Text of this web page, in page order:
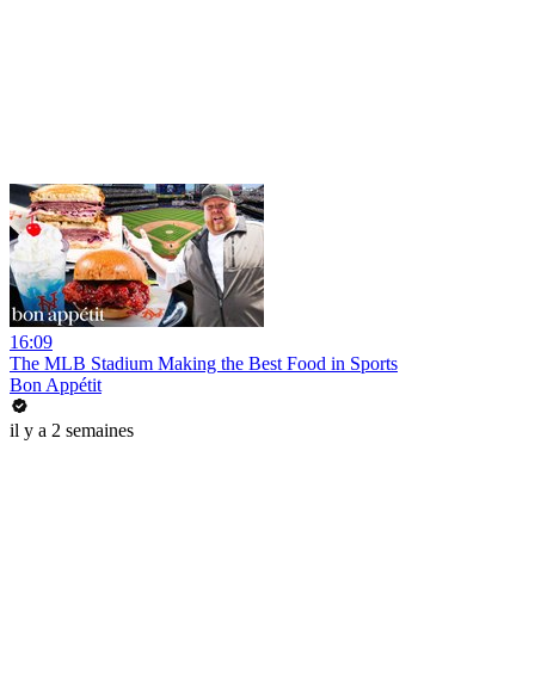
16:09
The MLB Stadium Making the Best Food in Sports
Bon Appétit
il y a 2 semaines